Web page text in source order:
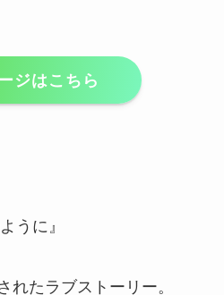
ジはこちら
うに』
れたラブストーリー。